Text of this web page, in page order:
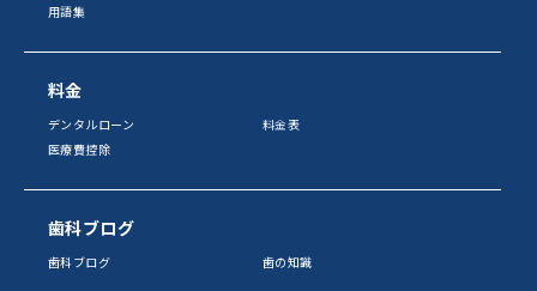
用語集
料金
デンタルローン
料金表
医療費控除
歯科ブログ
歯科ブログ 歯の知識